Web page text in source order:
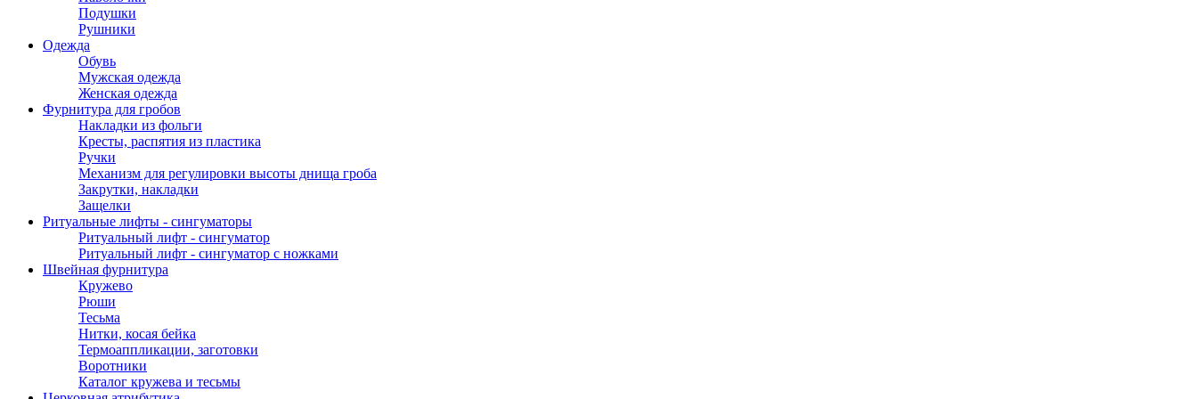
Подушки
Рушники
Одежда
Обувь
Мужская одежда
Женская одежда
Фурнитура для гробов
Накладки из фольги
Кресты, распятия из пластика
Ручки
Механизм для регулировки высоты днища гроба
Закрутки, накладки
Защелки
Ритуальные лифты - сингуматоры
Ритуальный лифт - сингуматор
Ритуальный лифт - сингуматор с ножками
Швейная фурнитура
Кружево
Рюши
Тесьма
Нитки, косая бейка
Термоаппликации, заготовки
Воротники
Каталог кружева и тесьмы